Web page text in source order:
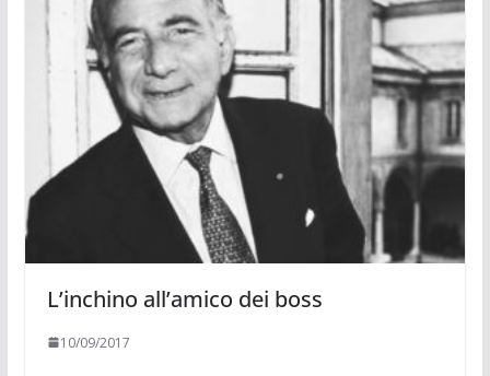
L’inchino all’amico dei boss
10/09/2017